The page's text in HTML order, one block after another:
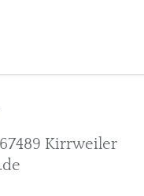
Kirrweiler